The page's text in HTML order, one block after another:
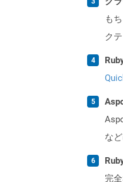
も
ク
な
完